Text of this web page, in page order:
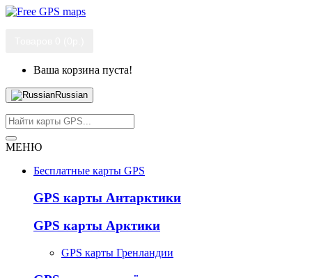
Ваша корзина пуста!
Russian
МЕНЮ
Бесплатные карты GPS
GPS карты Антарктики
GPS карты Арктики
GPS карты Гренландии